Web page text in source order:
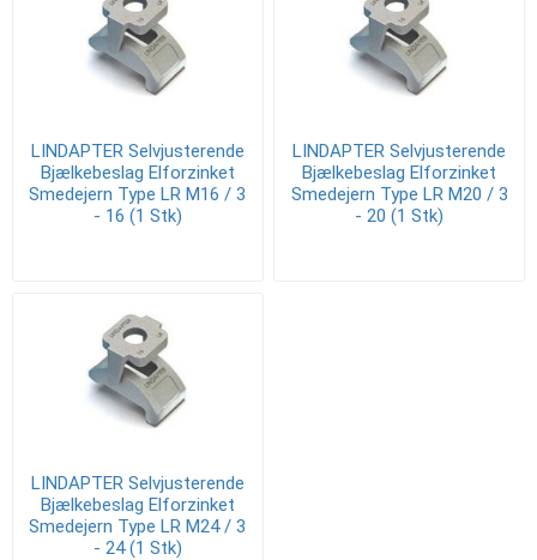
LINDAPTER Selvjusterende
Bjælkebeslag Elforzinket
Smedejern Type LR M16 / 3
- 16 (1 Stk)
LINDAPTER Selvjusterende
Bjælkebeslag Elforzinket
Smedejern Type LR M20 / 3
- 20 (1 Stk)
LINDAPTER Selvjusterende
Bjælkebeslag Elforzinket
Smedejern Type LR M24 / 3
- 24 (1 Stk)